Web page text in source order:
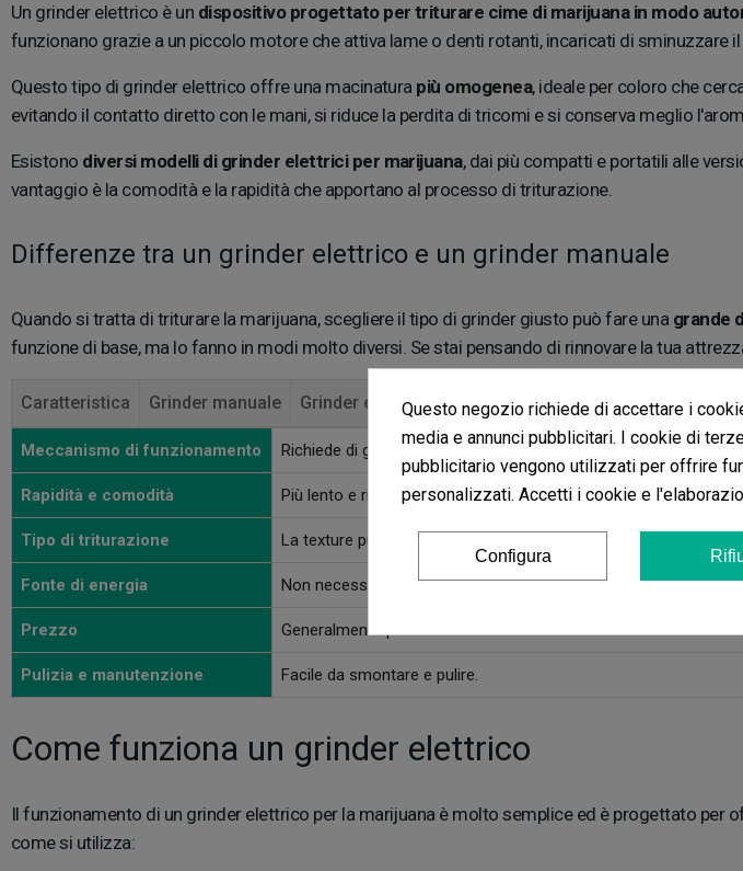
Un grinder elettrico è un dispositivo progettato per triturare cime di marijuana in modo
funzionano grazie a un piccolo motore che attiva lame o denti rotanti, incaricati di sminuzzare
Questo tipo di grinder elettrico offre una macinatura più omogenea, ideale per coloro che
evitando il contatto diretto con le mani, si riduce la perdita di tricomi e si conserva meglio
Esistono diversi modelli di grinder elettrici per marijuana, dai più compatti e portatili alle
vantaggio è la comodità e la rapidità che apportano al processo di triturazione.
Differenze tra un grinder elettrico e un grinder manuale
Quando si tratta di triturare la marijuana, scegliere il tipo di grinder giusto può fare una grande
funzione di base, ma lo fanno in modi molto diversi. Se stai pensando di rinnovare la tua
Caratteristica Grinder manuale Grinder elettrico
Meccanismo di funzionamento Richiede di girare i pezzi con la mano, applicando pressione per
Rapidità e comodità Più lento e richiede sforzo fisico.
Tipo di triturazione La texture può variare a seconda della forza e del design del
Fonte di energia Non necessita di batteria né elettricità.
Prezzo Generalmente più economico e accessibile.
Pulizia e manutenzione Facile da smontare e pulire.
Come funziona un grinder elettrico
Il funzionamento di un grinder elettrico per la marijuana è molto semplice ed è progettato
come si utilizza:
Questo negozio richiede di accettare i
media e annunci pubblicitari. I cookie di
pubblicitario vengono utilizzati per offrire
personalizzati. Accetti i cookie e
Configura